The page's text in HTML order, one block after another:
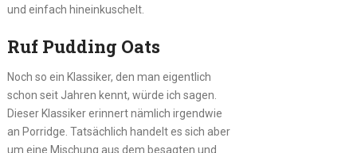
und einfach hineinkuschelt.
Ruf Pudding Oats
Noch so ein Klassiker, den man eigentlich
schon seit Jahren kennt, würde ich sagen.
Dieser Klassiker erinnert nämlich irgendwie
an Porridge. Tatsächlich handelt es sich aber
um eine Mischung aus dem besagten und